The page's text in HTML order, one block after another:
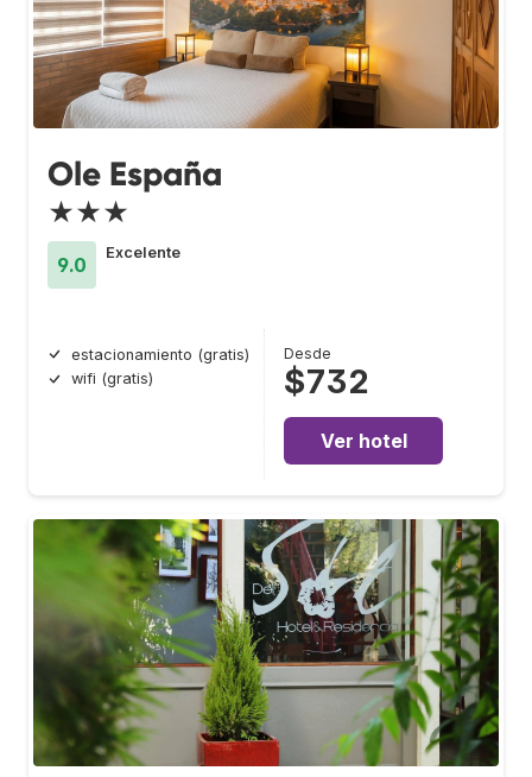
Ole España
★★★
9.0
Excelente
estacionamiento (gratis)
wifi (gratis)
Desde
$732
Ver hotel